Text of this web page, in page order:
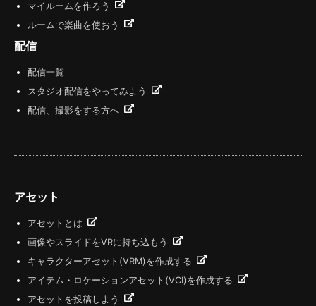
マイルームを作ろう
ルームで楽曲を使おう
配信
配信一覧
スタジオ配信をやってみよう
配信、撮影をする方へ
アセット
アセットとは
画像やスライドをVRに持ち込もう
キャラクターアセット(VRM)を作成する
アイテム・ロケーションアセット(VCI)を作成する
アセットを投稿しよう